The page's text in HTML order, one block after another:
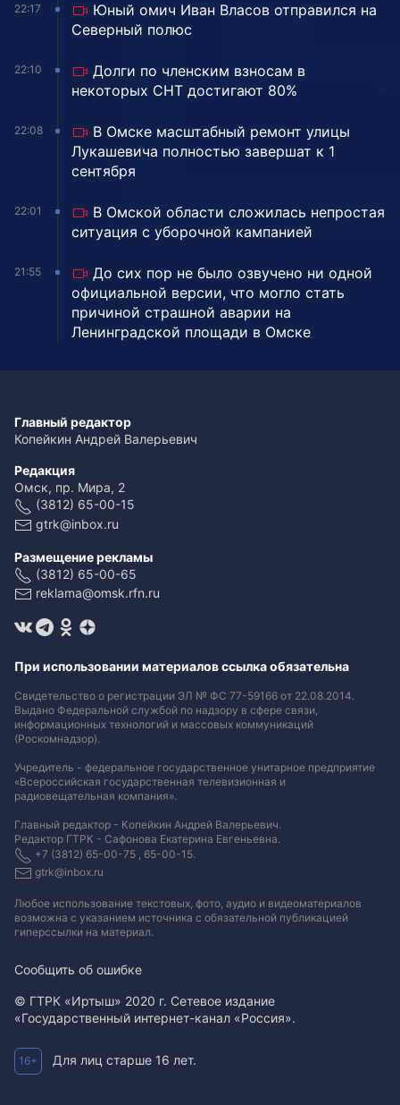
22:17
Юный омич Иван Власов отправился на
Северный полюс
22:10
Долги по членским взносам в
некоторых СНТ достигают 80%
22:08
В Омске масштабный ремонт улицы
Лукашевича полностью завершат к 1
сентября
22:01
В Омской области сложилась непростая
ситуация с уборочной кампанией
21:55
До сих пор не было озвучено ни одной
официальной версии, что могло стать
причиной страшной аварии на
Ленинградской площади в Омске
Главный редактор
Копейкин Андрей Валерьевич
Редакция
Омск, пр. Мира, 2
(3812) 65-00-15
gtrk@inbox.ru
Размещение рекламы
(3812) 65-00-65
reklama@omsk.rfn.ru
При использовании материалов ссылка обязательна
Свидетельство о регистрации ЭЛ № ФС 77-59166 от 22.08.2014.
Выдано Федеральной службой по надзору в сфере связи,
информационных технологий и массовых коммуникаций
(Роскомнадзор).
Учредитель - федеральное государственное унитарное предприятие
«Всероссийская государственная телевизионная и
радиовещательная компания».
Главный редактор - Копейкин Андрей Валерьевич.
Редактор ГТРК - Сафонова Екатерина Евгеньевна.
+7 (3812) 65-00-75 , 65-00-15.
gtrk@inbox.ru
Любое использование текстовых, фото, аудио и видеоматериалов
возможна с указанием источника с обязательной публикацией
гиперссылки на материал.
Сообщить об ошибке
© ГТРК «Иртыш» 2020 г. Сетевое издание
«Государственный интернет-канал «Россия».
16+ Для лиц старше 16 лет.